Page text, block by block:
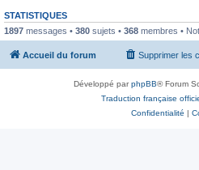
STATISTIQUES
1897 messages • 380 sujets • 368 membres •
Accueil du forum Supprimer les
Développé parphpBB® Forum
Traduction française
Confidentialité |